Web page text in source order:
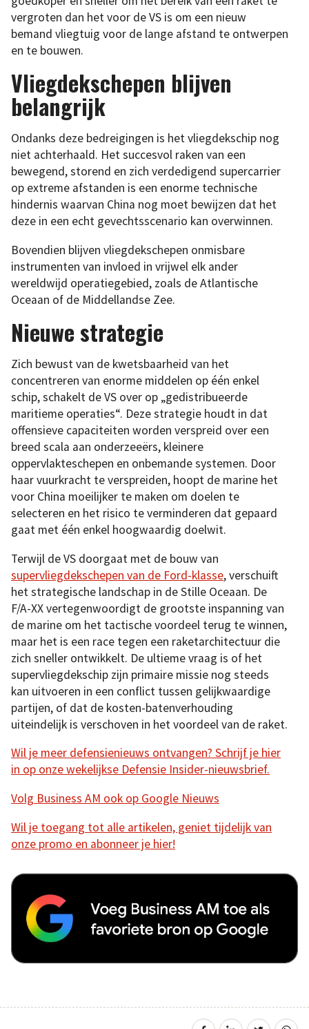
vergroten dan het voor de VS is om een nieuw
bemand vliegtuig voor de lange afstand te ontwerpen
en te bouwen.
Vliegdekschepen blijven
belangrijk
Ondanks deze bedreigingen is het vliegdekschip nog
niet achterhaald. Het succesvol raken van een
bewegend, storend en zich verdedigend supercarrier
op extreme afstanden is een enorme technische
hindernis waarvan China nog moet bewijzen dat het
deze in een echt gevechtsscenario kan overwinnen.
Bovendien blijven vliegdekschepen onmisbare
instrumenten van invloed in vrijwel elk ander
wereldwijd operatiegebied, zoals de Atlantische
Oceaan of de Middellandse Zee.
Nieuwe strategie
Zich bewust van de kwetsbaarheid van het
concentreren van enorme middelen op één enkel
schip, schakelt de VS over op „gedistribueerde
maritieme operaties“. Deze strategie houdt in dat
offensieve capaciteiten worden verspreid over een
breed scala aan onderzeeërs, kleinere
oppervlakteschepen en onbemande systemen. Door
haar vuurkracht te verspreiden, hoopt de marine het
voor China moeilijker te maken om doelen te
selecteren en het risico te verminderen dat gepaard
gaat met één enkel hoogwaardig doelwit.
Terwijl de VS doorgaat met de bouw van
supervliegdekschepen van de Ford-klasse, verschuift
het strategische landschap in de Stille Oceaan. De
F/A-XX vertegenwoordigt de grootste inspanning van
de marine om het tactische voordeel terug te winnen,
maar het is een race tegen een raketarchitectuur die
zich sneller ontwikkelt. De ultieme vraag is of het
supervliegdekschip zijn primaire missie nog steeds
kan uitvoeren in een conflict tussen gelijkwaardige
partijen, of dat de kosten-batenverhouding
uiteindelijk is verschoven in het voordeel van de raket.
Wil je meer defensienieuws ontvangen? Schrijf je hier
in op onze wekelijkse Defensie Insider-nieuwsbrief.
Volg Business AM ook op Google Nieuws
Wil je toegang tot alle artikelen, geniet tijdelijk van
onze promo en abonneer je hier!